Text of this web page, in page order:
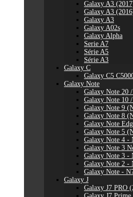
Galaxy A3
Galaxy A3
Galaxy A3
Galaxy A02s
Galaxy Alpha
Serie A7
Série A5
Série A3
Galaxy C
Galaxy C5
Galaxy Note
Galaxy Note 20
Galaxy Note 10
Galaxy Note 9
Galaxy Note 8
Galaxy Note
Galaxy Note 5
Galaxy Note 4 -
Galaxy Note 3
Galaxy Note 3 -
Galaxy Note 2 -
Galaxy Note -
Galaxy J
Galaxy J7 PRO